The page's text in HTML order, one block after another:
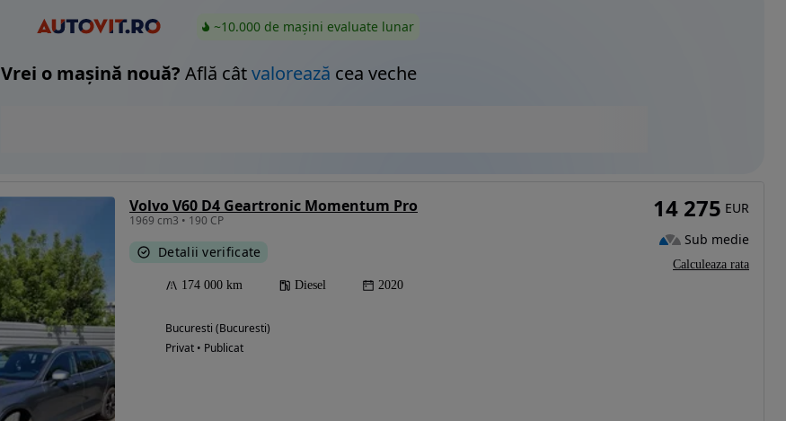
~10.000 de mașini evaluate lunar
Vrei o mașină nouă? Află câtvalorează cea veche
Volvo V60 D4 Geartronic Momentum Pro
1969 cm3 • 190 CP
Detalii verificate
174 000 km Diesel 2020
Bucuresti (Bucuresti)
Privat • Publicat
14 275 EUR
Sub medie
Calculeaza rata